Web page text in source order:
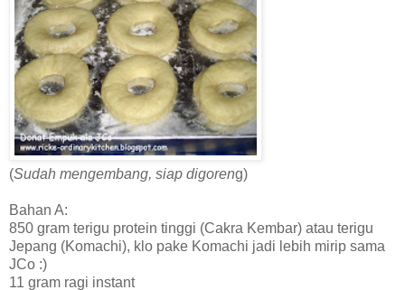
(Sudah mengembang, siap digoreng)
Bahan A:
850 gram terigu protein tinggi (Cakra Kembar) atau terigu
Jepang (Komachi), klo pake Komachi jadi lebih mirip sama
JCo :)
11 gram ragi instant